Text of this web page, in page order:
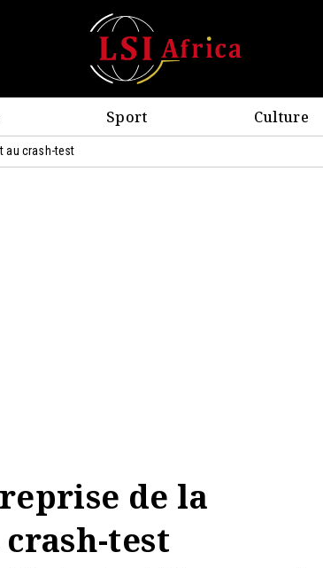
Sport Culture
au crash-test
de la
test